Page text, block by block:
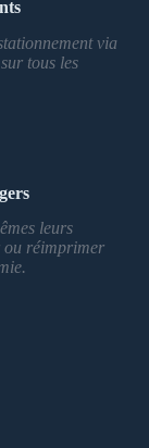
via
tous les
leurs
ou réimprimer